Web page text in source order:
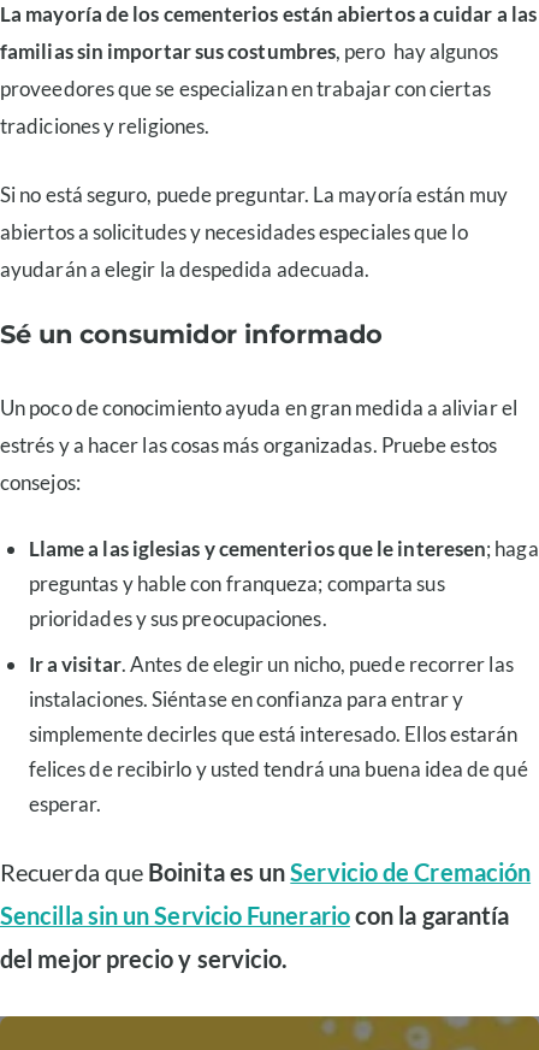
La mayoría de los cementerios están abiertos a cuidar a las
familias sin importar sus costumbres, pero hay algunos
proveedores que se especializan en trabajar con ciertas
tradiciones y religiones.
Si no está seguro, puede preguntar. La mayoría están muy
abiertos a solicitudes y necesidades especiales que lo
ayudarán a elegir la despedida adecuada.
Sé un consumidor informado
Un poco de conocimiento ayuda en gran medida a aliviar el
estrés y a hacer las cosas más organizadas. Pruebe estos
consejos:
Llame a las iglesias y cementerios que le interesen; haga
preguntas y hable con franqueza; comparta sus
prioridades y sus preocupaciones.
Ir a visitar. Antes de elegir un nicho, puede recorrer las
instalaciones. Siéntase en confianza para entrar y
simplemente decirles que está interesado. Ellos estarán
felices de recibirlo y usted tendrá una buena idea de qué
esperar.
Recuerda que Boinita es unServicio de Cremación
Sencilla sin un Servicio Funerariocon la garantía
del mejor precio y servicio.